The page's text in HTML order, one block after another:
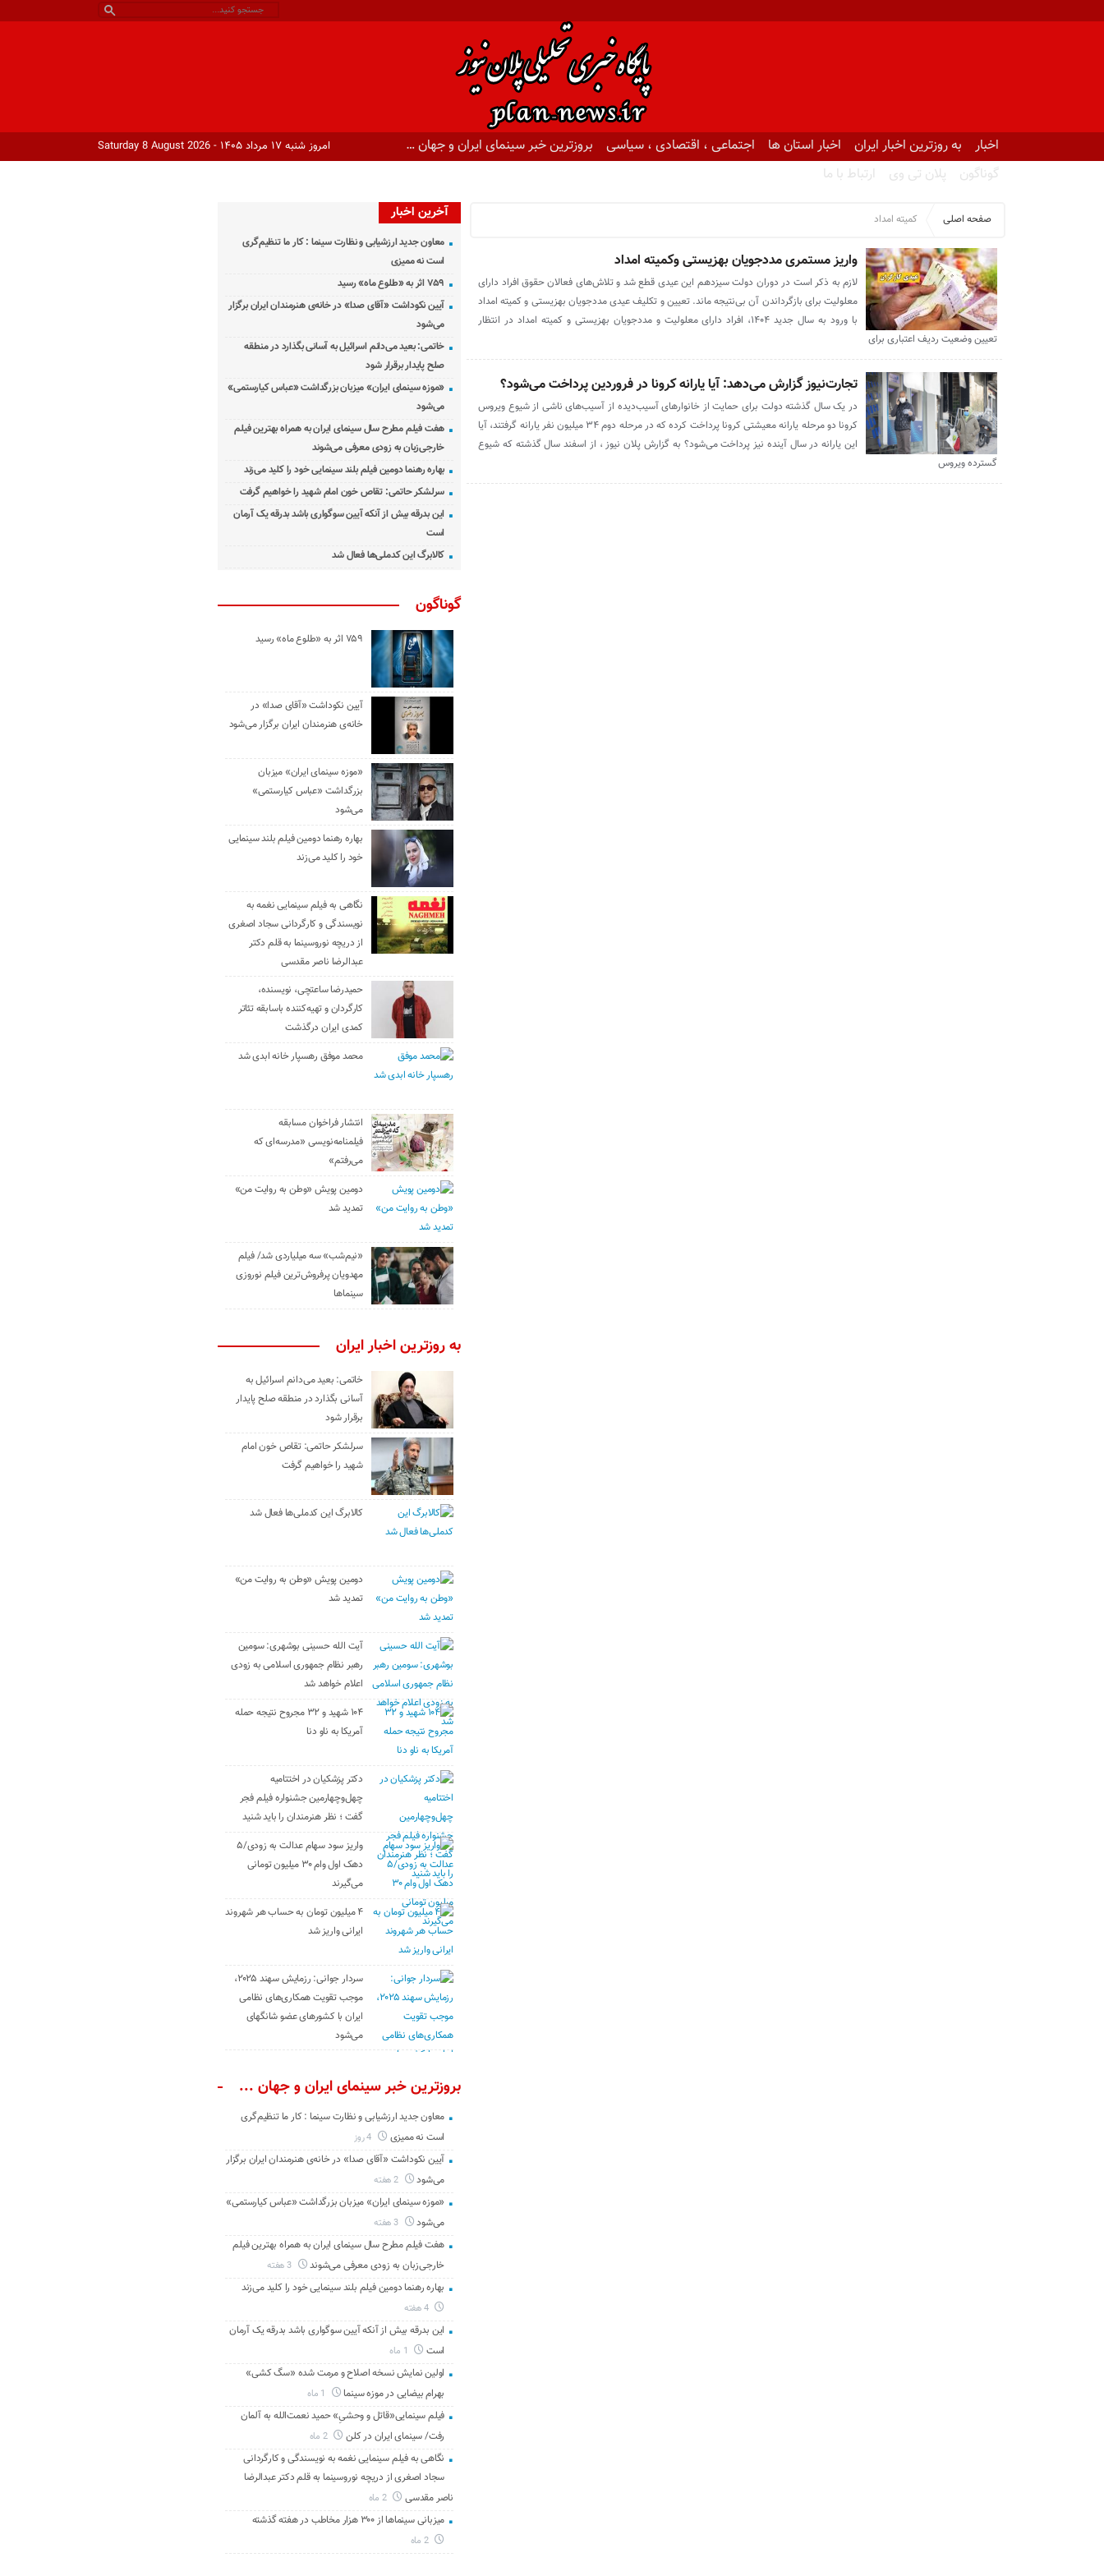
اخبار به روزترین اخبار ایران اخبار استان ها اجتماعی ، اقتصادی ، سیاسی
بروزترین خبر سینمای ایران و جهان …
گوناگون
پلان تی وی ارتباط با ما
امروز شنبه ۱۷ مرداد ۱۴۰۵ - Saturday 8 August 2026
صفحه اصلی کمیته امداد
واریز مستمری مددجویان بهزیستی وکمیته امداد
لازم به ذکر است در دوران دولت سیزدهم این عیدی قطع شد و تلاش‌های فعالان حقوق افراد دارای
معلولیت برای بازگرداندن آن بی‌نتیجه ماند. تعیین و تکلیف عیدی مددجویان بهزیستی و کمیته امداد
با ورود به سال جدید ۱۴۰۴، افراد دارای معلولیت و مددجویان بهزیستی و کمیته امداد در انتظار
تعیین وضعیت ردیف اعتباری برای
تجارت‌نیوز گزارش می‌دهد: آیا یارانه کرونا در فروردین پرداخت می‌شود؟
در یک سال گذشته دولت برای حمایت از خانوارهای آسیب‌دیده از آسیب‌های ناشی از شیوع ویروس
کرونا دو مرحله یارانه معیشتی کرونا پرداخت کرده که در مرحله دوم ۳۴ میلیون نفر یارانه گرفتند، آیا
این یارانه در سال آینده نیز پرداخت می‌شود؟ به گزارش پلان نیوز ، از اسفند سال گذشته که شیوع
گسترده ویروس
آخرین اخبار
معاون جدید ارزشیابی و نظارت سینما : کار ما تنظیم‌گری
است نه ممیزی
۷۵۹ اثر به «طلوع ماه» رسید
آیین نکوداشت «آقای صدا» در خانه‌ی هنرمندان ایران برگزار
می‌شود
خاتمی: بعید می‌دانم اسرائیل به آسانی بگذارد در منطقه
صلح پایدار برقرار شود
«موزه سینمای ایران» میزبان بزرگداشت «عباس کیارستمی»
می‌شود
هفت فیلم مطرح سال سینمای ایران به همراه بهترین فیلم
خارجی‌زبان به زودی معرفی می‌شوند
بهاره رهنما دومین فیلم بلند سینمایی خود را کلید می‌زند
سرلشکر حاتمی: تقاص خون امام شهید را خواهیم گرفت
این بدرقه بیش از آنکه آیین سوگواری باشد بدرقه یک آرمان
است
کالابرگ این کدملی‌ها فعال شد
گوناگون
۷۵۹ اثر به «طلوع ماه» رسید
آیین نکوداشت «آقای صدا» در
خانه‌ی هنرمندان ایران برگزار می‌شود
«موزه سینمای ایران» میزبان
بزرگداشت «عباس کیارستمی»
می‌شود
بهاره رهنما دومین فیلم بلند سینمایی
خود را کلید می‌زند
نگاهی به فیلم سینمایی نغمه به
نویسندگی و کارگردانی سجاد اصغری
از دریچه نوروسینما به قلم دکتر
عبدالرضا ناصر مقدسی
حمیدرضا ساعتچی، نویسنده،
کارگردان و تهیه‌کننده باسابقه تئاتر
کمدی ایران درگذشت
محمد موفق رهسپار خانه ابدی شد
انتشار فراخوان مسابقه
فیلمنامه‌نویسی «مدرسه‌ای که
می‌رفتم»
دومین پویش «وطن به روایت من»
تمدید شد
«نیم‌شب» سه میلیاردی شد/ فیلم
مهدویان پرفروش‌ترین فیلم نوروزی
سینماها
به روزترین اخبار ایران
خاتمی: بعید می‌دانم اسرائیل به
آسانی بگذارد در منطقه صلح پایدار
برقرار شود
سرلشکر حاتمی: تقاص خون امام
شهید را خواهیم گرفت
کالابرگ این کدملی‌ها فعال شد
دومین پویش «وطن به روایت من»
تمدید شد
آیت الله حسینی بوشهری: سومین
رهبر نظام جمهوری اسلامی به زودی
اعلام خواهد شد
۱۰۴ شهید و ۳۲ مجروح نتیجه حمله
آمریکا به ناو دنا
دکتر پزشکیان در اختتامیه
چهل‌وچهارمین جشنواره فیلم فجر
گفت ؛ نظر هنرمندان را باید شنید
واریز سود سهام عدالت به زودی/۵
دهک اول وام ۳۰ میلیون تومانی
می‌گیرند
۴ میلیون تومان به حساب هر شهروند
ایرانی واریز شد
سردار جوانی: رزمایش سهند ۲۰۲۵،
موجب تقویت همکاری‌های نظامی
ایران با کشور‌های عضو شانگهای
می‌شود
بروزترین خبر سینمای ایران و جهان ...
معاون جدید ارزشیابی و نظارت سینما : کار ما تنظیم‌گری
است نه ممیزی
آیین نکوداشت «آقای صدا» در خانه‌ی هنرمندان ایران برگزار
می‌شود
2 هفته
«موزه سینمای ایران» میزبان بزرگداشت «عباس کیارستمی»
می‌شود
3 هفته
هفت فیلم مطرح سال سینمای ایران به همراه بهترین فیلم
خارجی‌زبان به زودی معرفی می‌شوند
3 هفته
بهاره رهنما دومین فیلم بلند سینمایی خود را کلید می‌زند
4 هفته
این بدرقه بیش از آنکه آیین سوگواری باشد بدرقه یک آرمان
است
اولین نمایش نسخه اصلاح و مرمت شده «سگ کشی»
بهرام بیضایی در موزه سینما
فیلم سینمایی«قاتل و وحشیِ» حمید نعمت‌الله به آلمان
رفت/ سینمای ایران در کلن
2 ماه
نگاهی به فیلم سینمایی نغمه به نویسندگی و کارگردانی
سجاد اصغری از دریچه نوروسینما به قلم دکتر عبدالرضا
ناصر مقدسی
2 ماه
میزبانی سینماها از ۳۰۰ هزار مخاطب در هفته گذشته
2 ماه